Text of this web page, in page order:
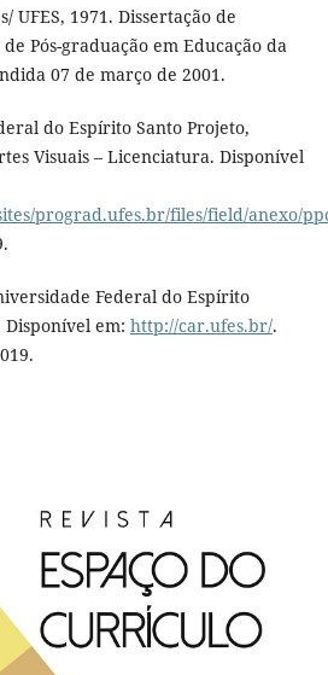
UFES, 1971. Dissertação de
Pós-graduação em Educação da
07 de março de 2001.
do Espírito Santo Projeto,
Visuais – Licenciatura. Disponível
prograd.ufes.br/files/field/anexo/
Federal do Espírito
em: http://car.ufes.br/.